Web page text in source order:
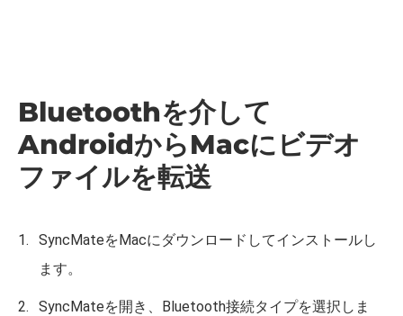
Bluetoothを介して
AndroidからMacにビデオ
ファイルを転送
SyncMateをMacにダウンロードしてインストールし
ます。
SyncMateを開き、Bluetooth接続タイプを選択しま